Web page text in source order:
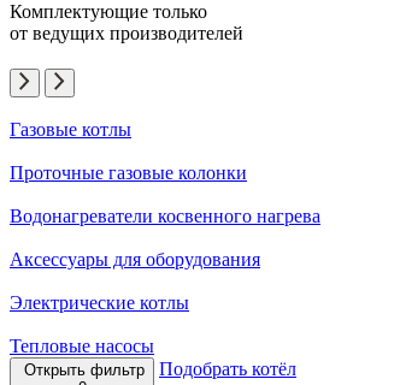
Комплектующие только
от ведущих производителей
Газовые котлы
Проточные газовые колонки
Водонагреватели косвенного нагрева
Аксессуары для оборудования
Электрические котлы
Тепловые насосы
Открыть фильтр
Подобрать котёл